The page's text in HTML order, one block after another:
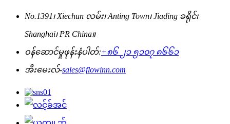
No.1391၊ Xiechun လမ်း၊ Anting Town၊ Jiading ခရိုင်၊
Shanghai၊ PR China။
ဝန်ဆောင်မှုဖုန်းနံပါတ်:+၈၆ ၂၁ ၅၁၀၇ ၈၆၆၁
အီးမေးလ်-sales@flowinn.com